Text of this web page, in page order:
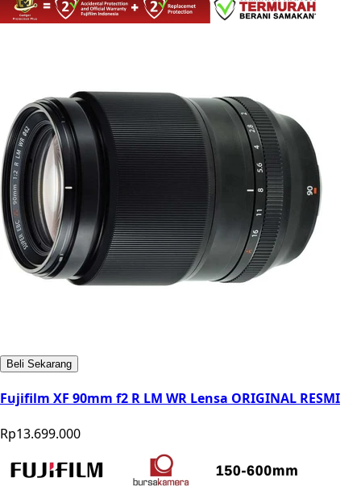
Beli Sekarang
Fujifilm XF 90mm f2 R LM WR Lensa ORIGINAL RESMI
Rp13.699.000